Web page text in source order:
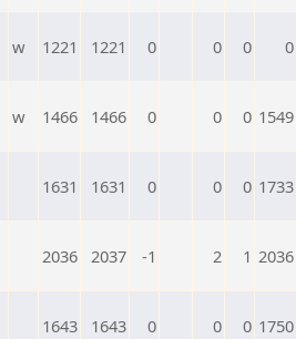
w 1221 1221 0 0 0 0
w 1466 1466 0 0 0 1549
1631 1631 0 0 0 1733
2036 2037 -1 2 1 2036
1643 1643 0 0 0 1750